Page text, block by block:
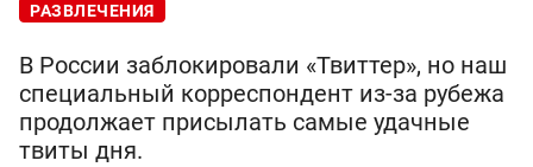
РАЗВЛЕЧЕНИЯ
В России заблокировали «Твиттер», но наш
специальный корреспондент из-за рубежа
продолжает присылать самые удачные
твиты дня.